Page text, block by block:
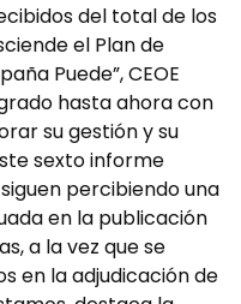
del total de los
el Plan de
Puede”, CEOE
hasta ahora con
su gestión y su
sexto informe
percibiendo una
en la publicación
a la vez que se
en la adjudicación de